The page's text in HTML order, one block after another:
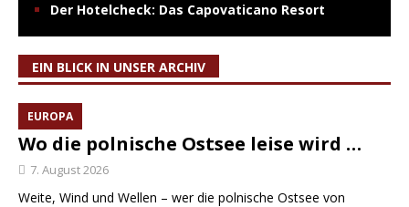
Der Hotelcheck: Das Capovaticano Resort
EIN BLICK IN UNSER ARCHIV
EUROPA
Wo die polnische Ostsee leise wird …
7. August 2026
Weite, Wind und Wellen – wer die polnische Ostsee von